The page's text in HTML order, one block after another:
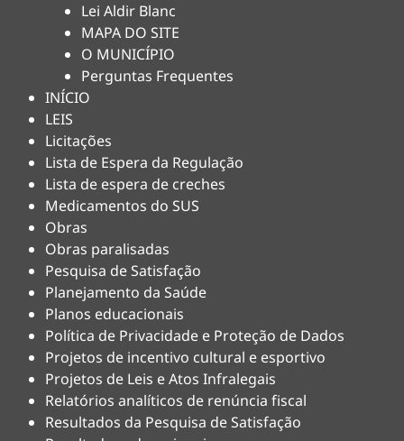
Lei Aldir Blanc
MAPA DO SITE
O MUNICÍPIO
Perguntas Frequentes
INÍCIO
LEIS
Licitações
Lista de Espera da Regulação
Lista de espera de creches
Medicamentos do SUS
Obras
Obras paralisadas
Pesquisa de Satisfação
Planejamento da Saúde
Planos educacionais
Política de Privacidade e Proteção de Dados
Projetos de incentivo cultural e esportivo
Projetos de Leis e Atos Infralegais
Relatórios analíticos de renúncia fiscal
Resultados da Pesquisa de Satisfação